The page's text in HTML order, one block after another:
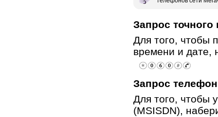
Запрос
Для того, чтобы
времени и дате,
Запрос
Для того, чтобы
(MSISDN),